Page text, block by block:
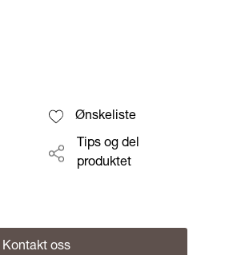
Ønskeliste
Tips og del
produktet
Kontakt oss